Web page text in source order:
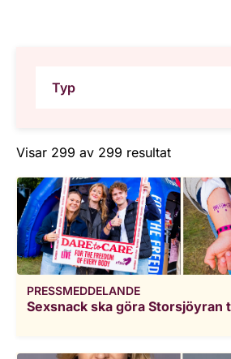
Typ
Visar 299 av 299 resultat
PRESSMEDDELANDE
Sexsnack ska göra Storsjöyran